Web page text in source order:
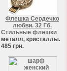
Флешка Сердечко
любви. 32 Гб.
Стильные флешки
металл, кристаллы.
485 грн.